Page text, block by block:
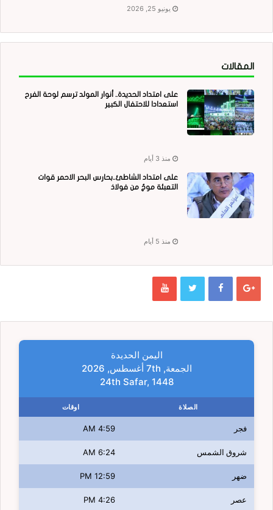
يونيو 25, 2026
المقالات
على امتداد الحديدة.. أنوار المولد ترسم لوحة الفرح
استعدادا للاحتفال الكبير
منذ 3 أيام
على امتداد الشاطئ..بحارس البحر الاحمر قوات
التعبئة موجٌ من فولاذ
منذ 5 أيام
اليمن الحديدة
الجمعة, 7th أغسطس, 2026
24th Safar, 1448
الصلاة اوقات
فجر 4:59 AM
شروق الشمس 6:24 AM
ضهر 12:59 PM
عصر 4:26 PM